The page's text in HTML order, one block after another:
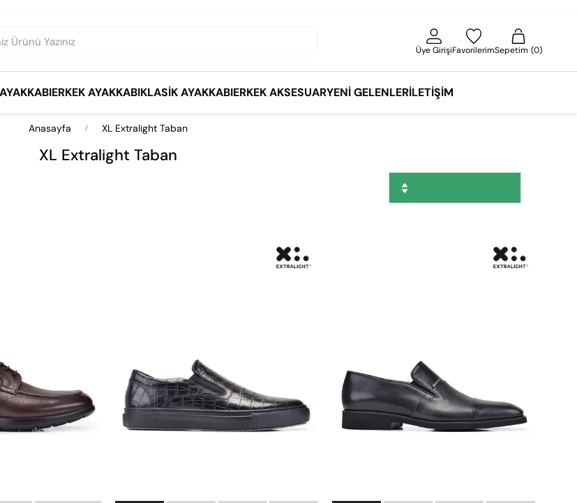
Üye GirişiFavorilerimSepetim 0
ERKEK AYAKKABIKLASIK AYAKKABIERKEK AKSESUARYENI GELENLERİLETIŞIM
Anasayfa XL Extralight Taban
XL Extralight Taban